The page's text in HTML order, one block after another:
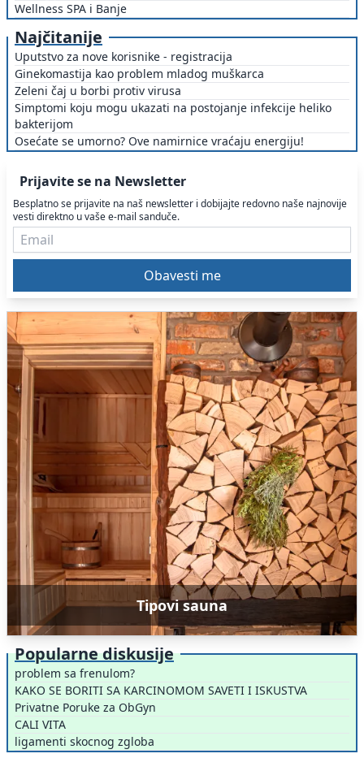
Wellness SPA i Banje
Najčitanije
Uputstvo za nove korisnike - registracija
Ginekomastija kao problem mladog muškarca
Zeleni čaj u borbi protiv virusa
Simptomi koju mogu ukazati na postojanje infekcije heliko
bakterijom
Osećate se umorno? Ove namirnice vraćaju energiju!
Prijavite se na Newsletter
Besplatno se prijavite na naš newsletter i dobijajte redovno naše najnovije
vesti direktno u vaše e-mail sanduče.
Tipovi sauna
Popularne diskusije
problem sa frenulom?
KAKO SE BORITI SA KARCINOMOM SAVETI I ISKUSTVA
Privatne Poruke za ObGyn
CALI VITA
ligamenti skocnog zgloba